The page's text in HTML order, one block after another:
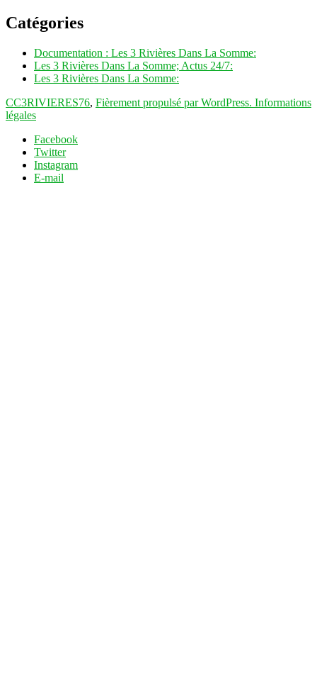
Catégories
Documentation : Les 3 Rivières Dans La Somme:
Les 3 Rivières Dans La Somme; Actus 24/7:
Les 3 Rivières Dans La Somme:
CC3RIVIERES76, Fièrement propulsé par WordPress. Informations
légales
Facebook
Twitter
Instagram
E-mail